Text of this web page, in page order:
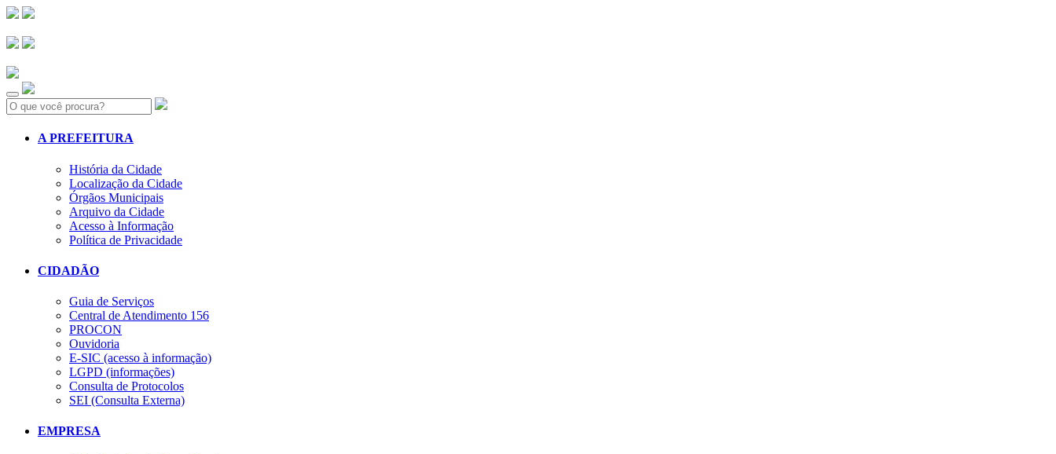
Search:
A PREFEITURA
História da Cidade
Localização da Cidade
Órgãos Municipais
Arquivo da Cidade
Acesso à Informação
Política de Privacidade
CIDADÃO
Guia de Serviços
Central de Atendimento 156
PROCON
Ouvidoria
E-SIC (acesso à informação)
LGPD (informações)
Consulta de Protocolos
SEI (Consulta Externa)
EMPRESA